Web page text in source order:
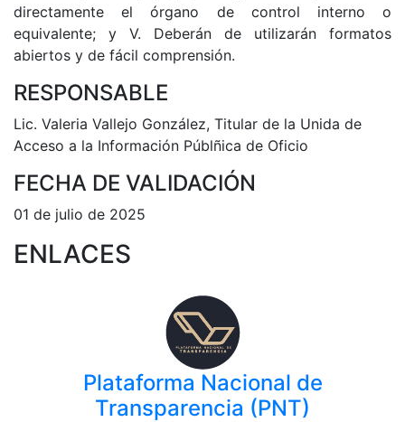
directamente el órgano de control interno o
equivalente; y V. Deberán de utilizarán formatos
abiertos y de fácil comprensión.
RESPONSABLE
Lic. Valeria Vallejo González, Titular de la Unida de
Acceso a la Información Públñica de Oficio
FECHA DE VALIDACIÓN
01 de julio de 2025
ENLACES
Plataforma Nacional de
Transparencia (PNT)